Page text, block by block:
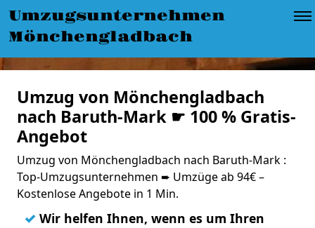
Umzugsunternehmen
Mönchengladbach
Umzug von Mönchengladbach
nach Baruth-Mark ☛ 100 % Gratis-
Angebot
Umzug von Mönchengladbach nach Baruth-Mark :
Top-Umzugsunternehmen ➨ Umzüge ab 94€ –
Kostenlose Angebote in 1 Min.
✓ Wir helfen Ihnen, wenn es um Ihren